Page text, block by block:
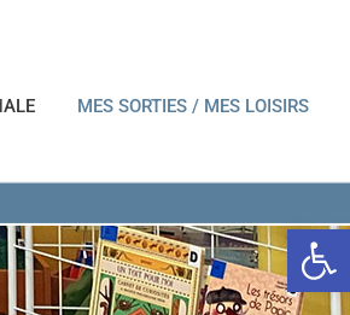
Ouvrir
MES SORTIES / MES LOISIRS